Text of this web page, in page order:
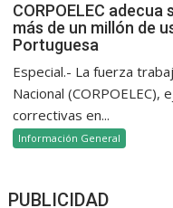
CORPOELEC
más de un millón de
Portuguesa
Especial.- La fuerza
Nacional
correctivas en...
Información General
PUBLICIDAD